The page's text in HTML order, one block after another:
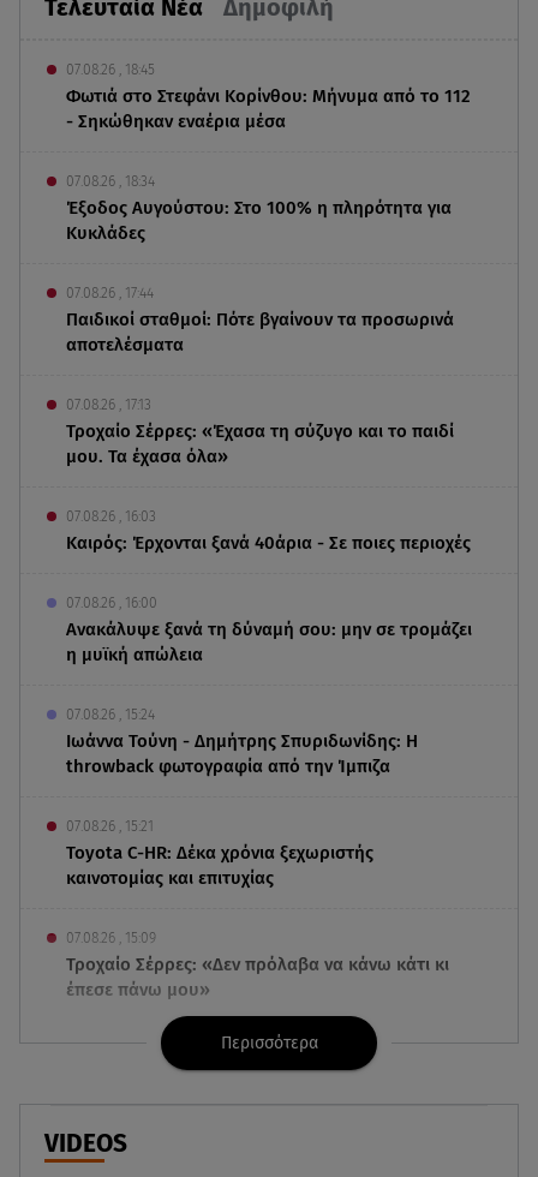
Τελευταία Νέα Δημοφιλή
07.08.26 , 18:45
Φωτιά στο Στεφάνι Κορίνθου: Μήνυμα από το 112
- Σηκώθηκαν εναέρια μέσα
07.08.26 , 18:34
Έξοδος Αυγούστου: Στο 100% η πληρότητα για
Κυκλάδες
07.08.26 , 17:44
Παιδικοί σταθμοί: Πότε βγαίνουν τα προσωρινά
αποτελέσματα
07.08.26 , 17:13
Τροχαίο Σέρρες: «Έχασα τη σύζυγο και το παιδί
μου. Τα έχασα όλα»
07.08.26 , 16:03
Καιρός: Έρχονται ξανά 40άρια - Σε ποιες περιοχές
07.08.26 , 16:00
Ανακάλυψε ξανά τη δύναμή σου: μην σε τρομάζει
η μυϊκή απώλεια
07.08.26 , 15:24
Ιωάννα Τούνη - Δημήτρης Σπυριδωνίδης: Η
throwback φωτογραφία από την Ίμπιζα
07.08.26 , 15:21
Toyota C-HR: Δέκα χρόνια ξεχωριστής
καινοτομίας και επιτυχίας
07.08.26 , 15:09
Τροχαίο Σέρρες: «Δεν πρόλαβα να κάνω κάτι κι
έπεσε πάνω μου»
Πέθανε η δημοσιογράφος και πρώην σύζυγος
του Βασίλη Χιώτη, Χριστίνα Πιτουρά
07.08.26 , 14:44
Περισσότερα
VIDEOS